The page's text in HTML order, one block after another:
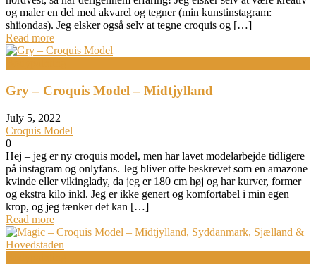
og maler en del med akvarel og tegner (min kunstinstagram:
shiiondas). Jeg elsker også selv at tegne croquis og […]
Read more
Gry – Croquis Model – Midtjylland
July 5, 2022
Croquis Model
0
Hej – jeg er ny croquis model, men har lavet modelarbejde tidligere
på instagram og onlyfans. Jeg bliver ofte beskrevet som en amazone
kvinde eller vikinglady, da jeg er 180 cm høj og har kurver, former
og ekstra kilo inkl. Jeg er ikke genert og komfortabel i min egen
krop, og jeg tænker det kan […]
Read more